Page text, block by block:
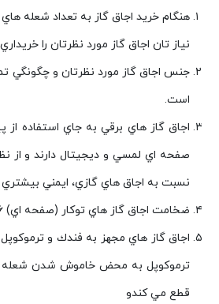
هنگام خريد اجاق گاز به تعداد شعله
نياز تان اجاق گاز مورد نظرتان را
جنس اجاق گاز مورد نظرتان و چگونگي
است.
اجاق گاز هاي برقي به جاي استفاده از
صفحه اي لمسي و ديجيتال دارند و از
نسبت به اجاق هاي گازي، ايمني بيشتري
ضخامت اجاق گاز هاي توكار (صفحه اي) ۶-۵ سانتي متر است.
اجاق گاز هاي مجهز به فندك و ترموكوپل
ترموكوپل به محض خاموش شدن شعله
قطع مي كندو